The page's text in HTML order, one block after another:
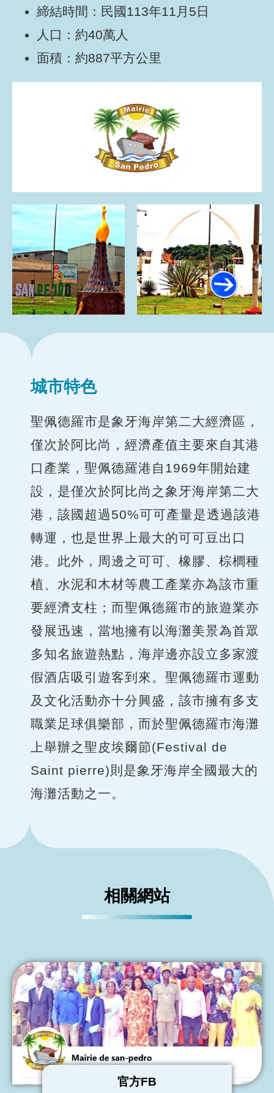
締結時間：民國113年11月5日
人口：約40萬人
面積：約887平方公里
城市特色
聖佩德羅市是象牙海岸第二大經濟區，
僅次於阿比尚，經濟產值主要來自其港
口產業，聖佩德羅港自1969年開始建
設，是僅次於阿比尚之象牙海岸第二大
港，該國超過50%可可產量是透過該港
轉運，也是世界上最大的可可豆出口
港。此外，周邊之可可、橡膠、棕櫚種
植、水泥和木材等農工產業亦為該市重
要經濟支柱；而聖佩德羅市的旅遊業亦
發展迅速，當地擁有以海灘美景為首眾
多知名旅遊熱點，海岸邊亦設立多家渡
假酒店吸引遊客到來。聖佩德羅市運動
及文化活動亦十分興盛，該市擁有多支
職業足球俱樂部，而於聖佩德羅市海灘
上舉辦之聖皮埃爾節(Festival de
Saint pierre)則是象牙海岸全國最大的
海灘活動之一。
相關網站
官方FB